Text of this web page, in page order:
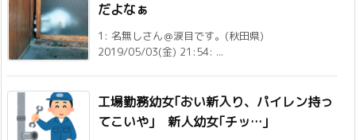
だよなぁ
1: 名無しさん＠涙目です。(秋田県)
2019/05/03(金) 21:54: ...
工場勤務幼女｢おい新入り、パイレン持っ
てこいや｣ 新人幼女｢チッ…｣